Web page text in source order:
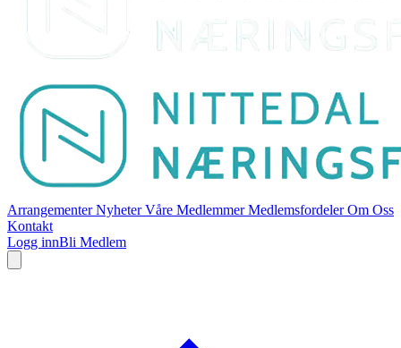
ArrangementerNyheterVåre MedlemmerMedlemsfordelerOm Oss
Kontakt
Logg innBli Medlem